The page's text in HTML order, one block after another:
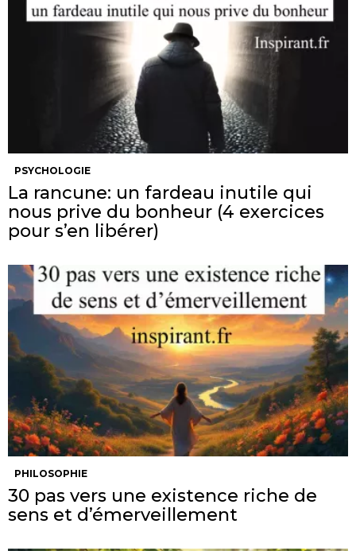
PSYCHOLOGIE
La rancune: un fardeau inutile qui
nous prive du bonheur (4 exercices
pour s’en libérer)
PHILOSOPHIE
30 pas vers une existence riche de
sens et d’émerveillement